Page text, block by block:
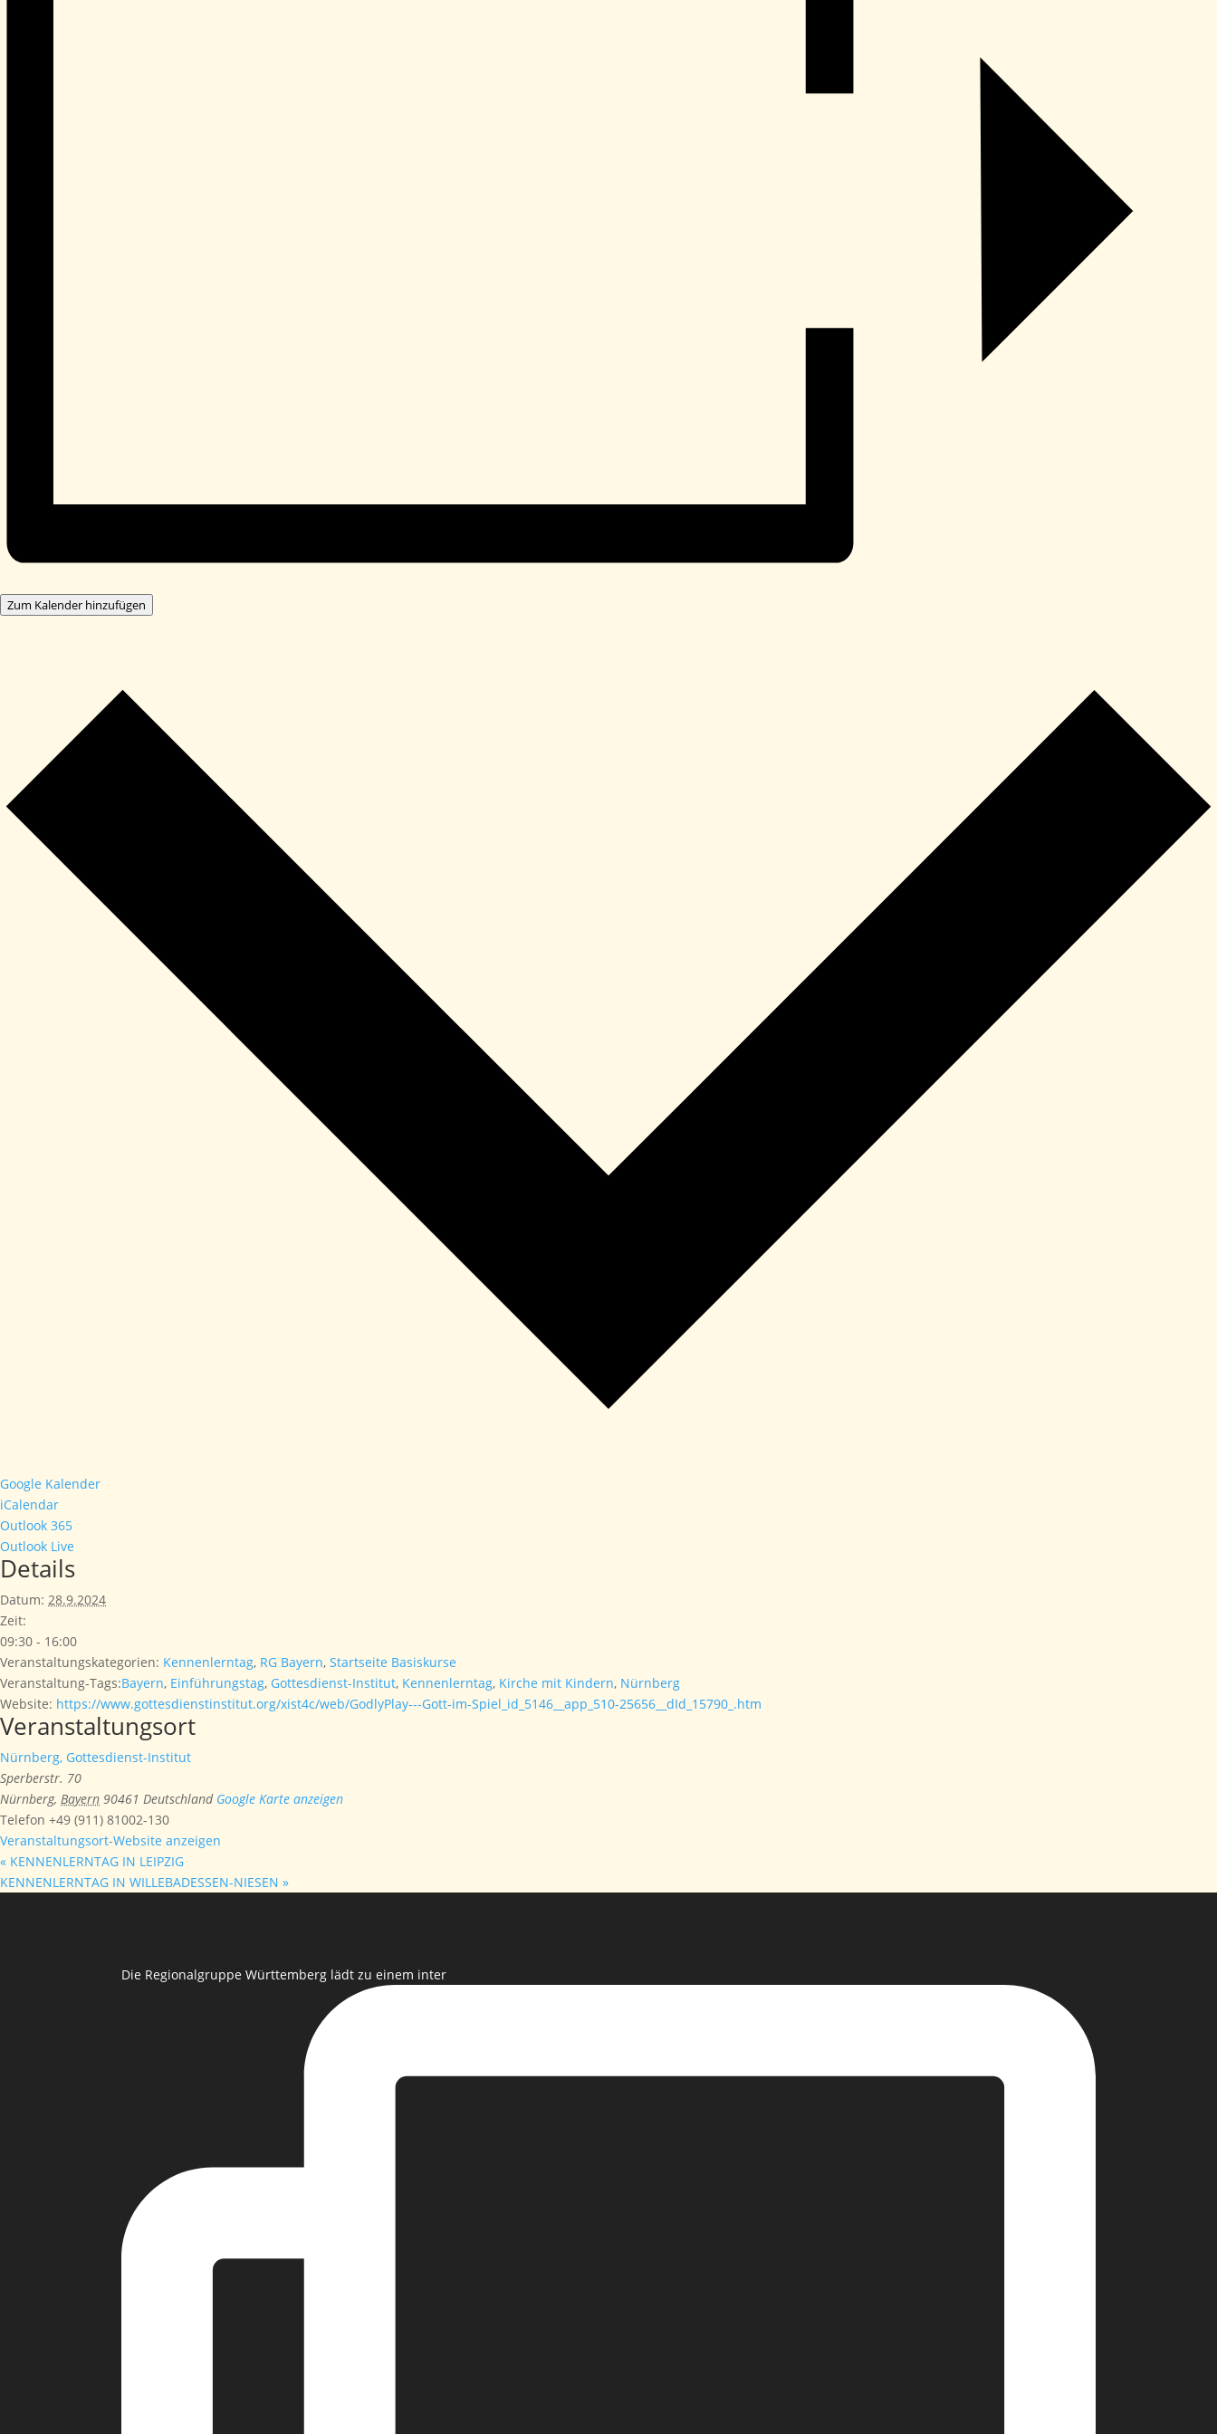
Zum Kalender hinzufügen
Google Kalender
iCalendar
Outlook 365
Outlook Live
Details
Datum: 28.9.2024
Zeit:
09:30 - 16:00
Veranstaltungskategorien: Kennenlerntag, RG Bayern, Startseite Basiskurse
Veranstaltung-Tags:Bayern, Einführungstag, Gottesdienst-Institut, Kennenlerntag, Kirche mit Kindern, Nürnberg
Website: https://www.gottesdienstinstitut.org/xist4c/web/GodlyPlay---Gott-im-Spiel_id_5146__app_510-25656__dId_15790_.htm
Veranstaltungsort
Nürnberg, Gottesdienst-Institut
Sperberstr. 70
Nürnberg, Bayern 90461 Deutschland Google Karte anzeigen
Telefon +49 (911) 81002-130
Veranstaltungsort-Website anzeigen
« KENNENLERNTAG IN LEIPZIG
KENNENLERNTAG IN WILLEBADESSEN-NIESEN »
Die Regionalgruppe Württemberg lädt zu einem inter